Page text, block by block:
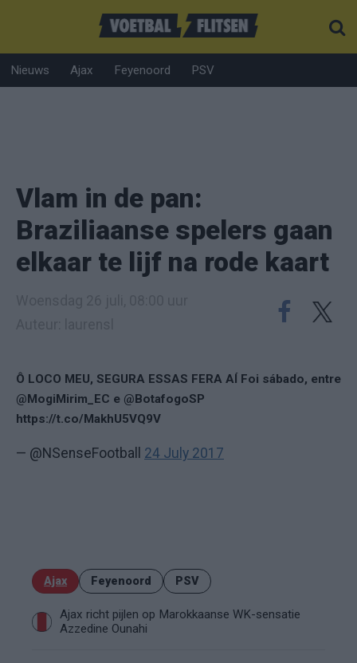
Nieuws Ajax Feyenoord PSV
Vlam in de pan:
Braziliaanse spelers gaan
elkaar te lijf na rode kaart
Ô LOCO MEU, SEGURA ESSAS FERA AÍ Foi sábado, entre
@MogiMirim_EC e @BotafogoSP
https://t.co/MakhU5VQ9V
— @NSenseFootball 24 July 2017
Ajax Feyenoord PSV
Ajax richt pijlen op Marokkaanse WK-sensatie
Azzedine Ounahi